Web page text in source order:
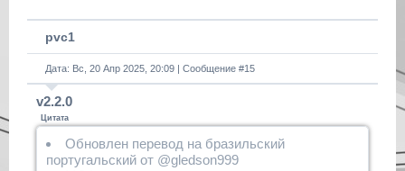
pvc1
Дата: Вс, 20 Апр 2025, 20:09 | Сообщение #15
v2.2.0
Цитата
Обновлен перевод на бразильский
португальский от @gledson999